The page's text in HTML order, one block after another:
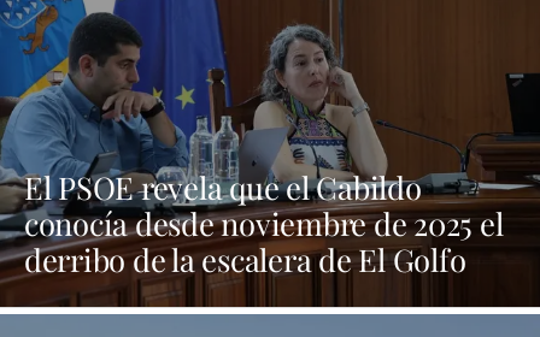
El PSOE revela que el Cabildo
conocía desde noviembre de 2025 el
derribo de la escalera de El Golfo